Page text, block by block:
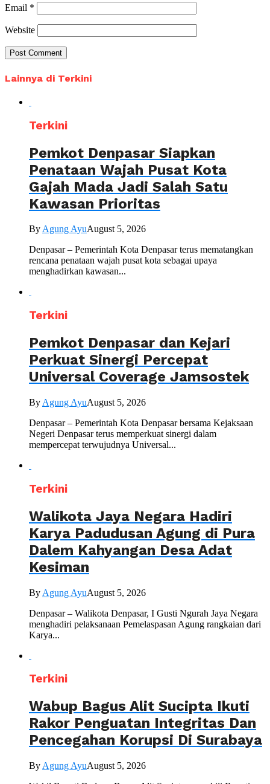
Email *
Website
Lainnya di Terkini
Terkini
Pemkot Denpasar Siapkan
Penataan Wajah Pusat Kota
Gajah Mada Jadi Salah Satu
Kawasan Prioritas
ByAgung AyuAugust 5, 2026
Denpasar – Pemerintah Kota Denpasar terus mematangkan
rencana penataan wajah pusat kota sebagai upaya
menghadirkan kawasan...
Terkini
Pemkot Denpasar dan Kejari
Perkuat Sinergi Percepat
Universal Coverage Jamsostek
By Agung AyuAugust 5, 2026
Denpasar – Pemerintah Kota Denpasar bersama Kejaksaan
Negeri Denpasar terus memperkuat sinergi dalam
mempercepat terwujudnya Universal...
Terkini
Walikota Jaya Negara Hadiri
Karya Padudusan Agung di Pura
Dalem Kahyangan Desa Adat
Kesiman
By Agung AyuAugust 5, 2026
Denpasar – Walikota Denpasar, I Gusti Ngurah Jaya Negara
menghadiri pelaksanaan Pemelaspasan Agung rangkaian dari
Karya...
Terkini
Wabup Bagus Alit Sucipta Ikuti
Rakor Penguatan Integritas Dan
Pencegahan Korupsi Di Surabaya
By Agung AyuAugust 5, 2026